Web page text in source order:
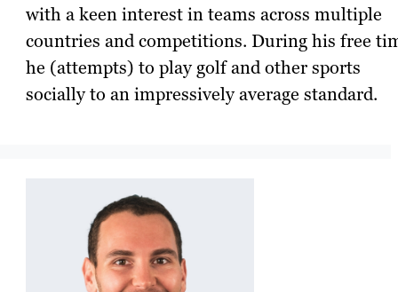
with a keen interest in teams across multiple
countries and competitions. During his free
he (attempts) to play golf and other sports
socially to an impressively average standard.